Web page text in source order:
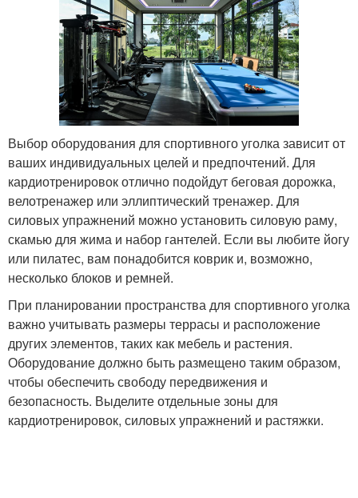
Выбор оборудования для спортивного уголка зависит от
ваших индивидуальных целей и предпочтений. Для
кардиотренировок отлично подойдут беговая дорожка,
велотренажер или эллиптический тренажер. Для
силовых упражнений можно установить силовую раму,
скамью для жима и набор гантелей. Если вы любите йогу
или пилатес, вам понадобится коврик и, возможно,
несколько блоков и ремней.
При планировании пространства для спортивного уголка
важно учитывать размеры террасы и расположение
других элементов, таких как мебель и растения.
Оборудование должно быть размещено таким образом,
чтобы обеспечить свободу передвижения и
безопасность. Выделите отдельные зоны для
кардиотренировок, силовых упражнений и растяжки.